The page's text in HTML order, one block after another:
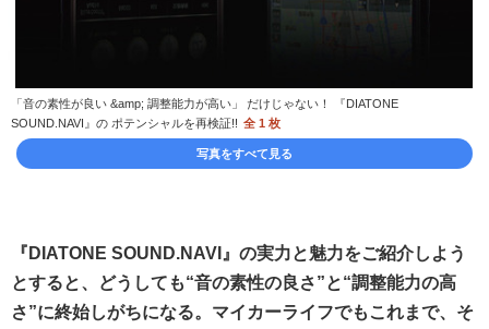
「音の素性が良い &amp; 調整能力が高い」 だけじゃない！ 『DIATONE
SOUND.NAVI』の ポテンシャルを再検証!! 全 1 枚
写真をすべて見る
『DIATONE SOUND.NAVI』の実力と魅力をご紹介しよう
とすると、どうしても“音の素性の良さ”と“調整能力の高
さ”に終始しがちになる。マイカーライフでもこれまで、そ